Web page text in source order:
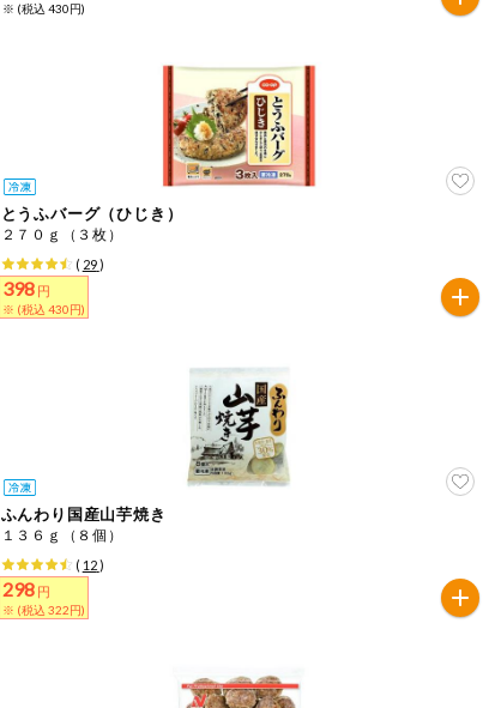
※ (税込 430円)
とうふバーグ（ひじき）
２７０ｇ（３枚）
( 29)
398 円
※ (税込 430円)
ふんわり国産山芋焼き
１３６ｇ（８個）
( 12)
298 円
※ (税込 322円)